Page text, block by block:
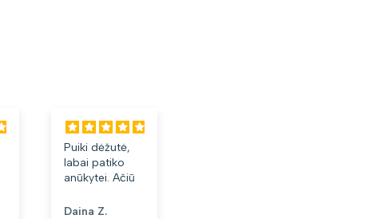
Puiki dėžutė,
labai patiko
anūkytei. Ačiū
Daina Z.